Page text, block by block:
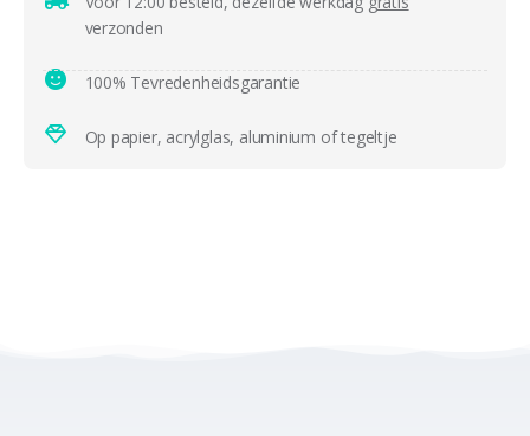
verzonden
100% Tevredenheidsgarantie
Op papier, acrylglas, aluminium of tegeltje